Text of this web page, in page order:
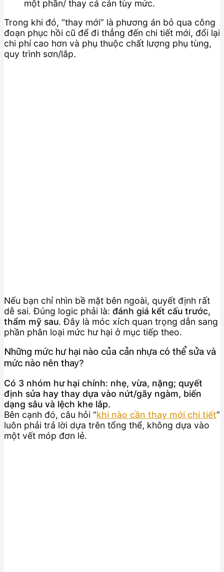
một phần/ thay cả cản tùy mức.
Trong khi đó, “thay mới” là phương án bỏ qua công
đoạn phục hồi cũ để đi thẳng đến chi tiết mới, đổi lại
chi phí cao hơn và phụ thuộc chất lượng phụ tùng,
quy trình sơn/lắp.
Nếu bạn chỉ nhìn bề mặt bên ngoài, quyết định rất
dễ sai. Đúng logic phải là: đánh giá kết cấu trước,
thẩm mỹ sau. Đây là móc xích quan trọng dẫn sang
phần phân loại mức hư hại ở mục tiếp theo.
Những mức hư hại nào của cản nhựa có thể sửa và
mức nào nên thay?
Có 3 nhóm hư hại chính: nhẹ, vừa, nặng; quyết
định sửa hay thay dựa vào nứt/gãy ngàm, biến
dạng sâu và lệch khe lắp.
Bên cạnh đó, câu hỏi “khi nào cần thay mới chi tiết”
luôn phải trả lời dựa trên tổng thể, không dựa vào
một vết móp đơn lẻ.